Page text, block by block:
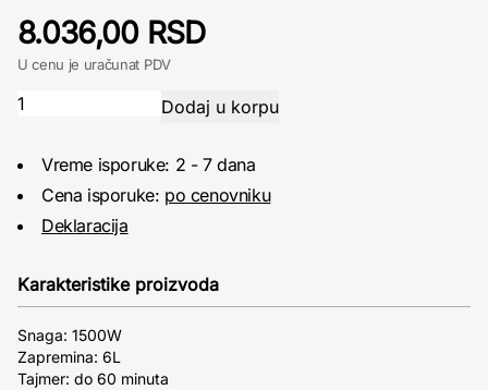
8.036,00 RSD
U cenu je uračunat PDV
Vreme isporuke: 2 - 7 dana
Cena isporuke: po cenovniku
Deklaracija
Karakteristike proizvoda
Snaga: 1500W
Zapremina: 6L
Tajmer: do 60 minuta